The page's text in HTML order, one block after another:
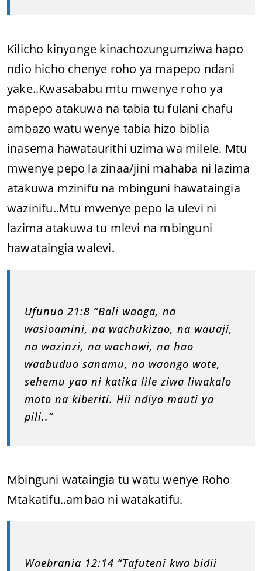
Kilicho kinyonge kinachozungumziwa hapo
ndio hicho chenye roho ya mapepo ndani
yake..Kwasababu mtu mwenye roho ya
mapepo atakuwa na tabia tu fulani chafu
ambazo watu wenye tabia hizo biblia
inasema hawataurithi uzima wa milele. Mtu
mwenye pepo la zinaa/jini mahaba ni lazima
atakuwa mzinifu na mbinguni hawataingia
wazinifu..Mtu mwenye pepo la ulevi ni
lazima atakuwa tu mlevi na mbinguni
hawataingia walevi.
Ufunuo 21:8 “Bali waoga, na
wasioamini, na wachukizao, na wauaji,
na wazinzi, na wachawi, na hao
waabuduo sanamu, na waongo wote,
sehemu yao ni katika lile ziwa liwakalo
moto na kiberiti. Hii ndiyo mauti ya
pili..”
Mbinguni wataingia tu watu wenye Roho
Mtakatifu..ambao ni watakatifu.
Waebrania 12:14 “Tafuteni kwa bidii